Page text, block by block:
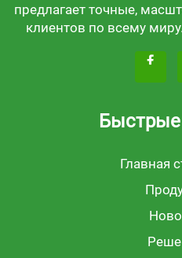
предлагает точные,
клиентов по всему
Главная